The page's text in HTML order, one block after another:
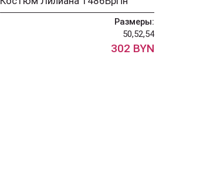
Размеры:
50,52,54
302 BYN